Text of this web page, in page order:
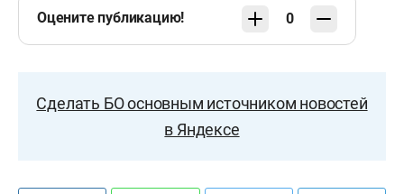
Оцените публикацию! 0
Сделать БО основным источником новостей
в Яндексе